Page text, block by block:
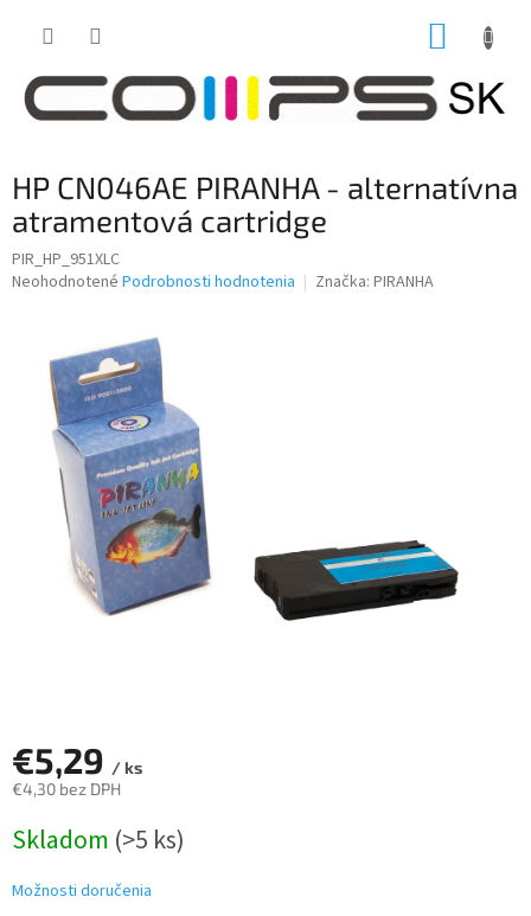
HP CN046AE PIRANHA - alternatívna
atramentová cartridge
PIR_HP_951XLC
Priemerné
hviezdičiek.
Neohodnotené Podrobnosti hodnotenia Značka: PIRANHA
€5,29 / ks
€4,30 bez DPH
cena:
Skladom (>5 ks)
Možnosti doručenia